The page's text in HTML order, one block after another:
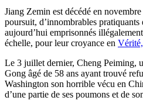
Jiang Zemin est décédé en
poursuit, d’innombrables
aujourd’hui emprisonnés
échelle, pour leur croyance en
Le 3 juillet dernier, Cheng Peiming,
Gong âgé de 58 ans ayant trouvé
Washington son horrible vécu en
d’une partie de ses poumons et de